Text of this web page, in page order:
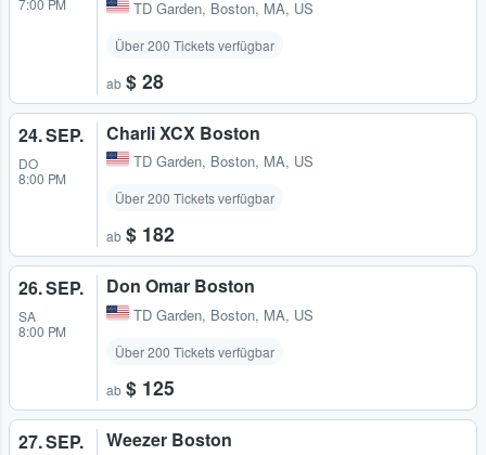
7:00 PM TD Garden, Boston, MA, US
Über 200 Tickets verfügbar
ab $ 28
24. SEP.
DO
8:00 PM
Charli XCX Boston
TD Garden, Boston, MA, US
Über 200 Tickets verfügbar
ab $ 182
26. SEP.
SA
8:00 PM
Don Omar Boston
TD Garden, Boston, MA, US
Über 200 Tickets verfügbar
ab $ 125
27. SEP. Weezer Boston